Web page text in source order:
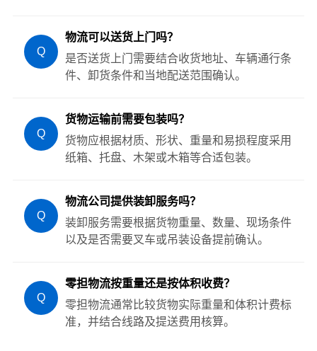
Q
物流可以送货上门吗？
是否送货上门需要结合收货地址、车辆通行条
件、卸货条件和当地配送范围确认。
Q
货物运输前需要包装吗？
货物应根据材质、形状、重量和易损程度采用
纸箱、托盘、木架或木箱等合适包装。
Q
物流公司提供装卸服务吗？
装卸服务需要根据货物重量、数量、现场条件
以及是否需要叉车或吊装设备提前确认。
Q
零担物流按重量还是按体积收费？
零担物流通常比较货物实际重量和体积计费标
准，并结合线路及提送费用核算。